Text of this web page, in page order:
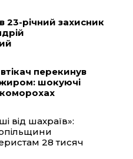
p
23-річний захисник
перекинув
шокуючі
від шахраїв»:
28 тисяч